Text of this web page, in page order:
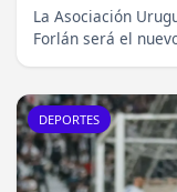
La Asociación
Forlán será el
DEPORTES